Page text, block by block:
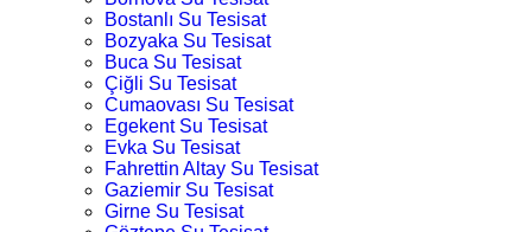
Bostanlı Su Tesisat
Bozyaka Su Tesisat
Buca Su Tesisat
Çiğli Su Tesisat
Cumaovası Su Tesisat
Egekent Su Tesisat
Evka Su Tesisat
Fahrettin Altay Su Tesisat
Gaziemir Su Tesisat
Girne Su Tesisat